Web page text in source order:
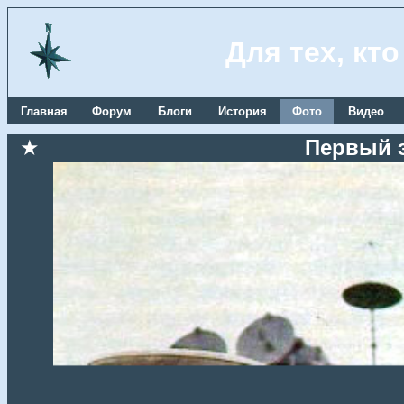
Для тех,
Главная Форум Блоги История Фото Видео
★ Первый